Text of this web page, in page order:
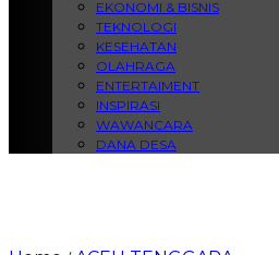
EKONOMI & BISNIS
TEKNOLOGI
KESEHATAN
OLAHRAGA
ENTERTAIMENT
INSPIRASI
WAWANCARA
DANA DESA